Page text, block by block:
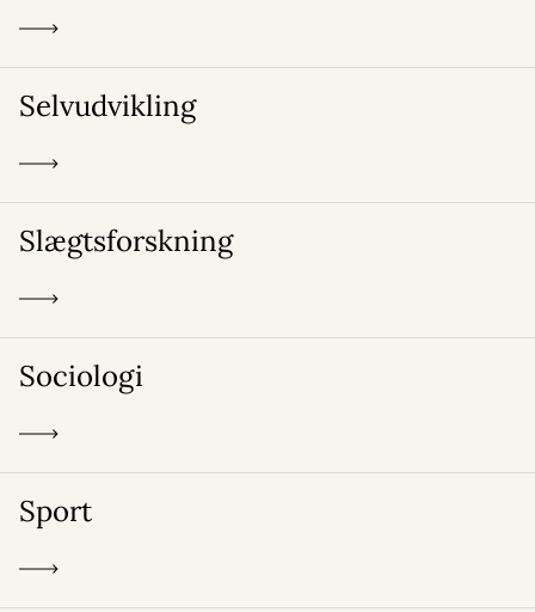
Selvudvikling
Slægtsforskning
Sociologi
Sport